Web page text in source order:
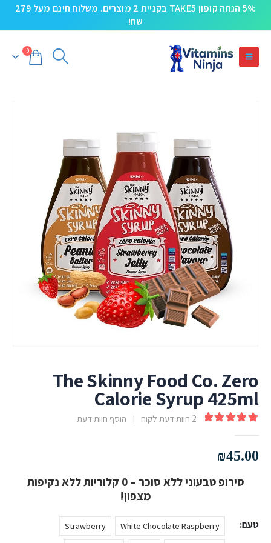
5% הנחה קופון TAKE5 בקניית 2 מוצרים. משלוח חינם מעל 279
שח!
0
The Skinny Food Co. Zero
Calorie Syrup 425ml
2 חוות דעת לקוח הוסף חוות דעת
₪45.00
סירופ טבעוני ללא סוכר – 0 קלוריות ללא נקיפות
מצפון!
טעם White Chocolate Raspberry
Strawberry